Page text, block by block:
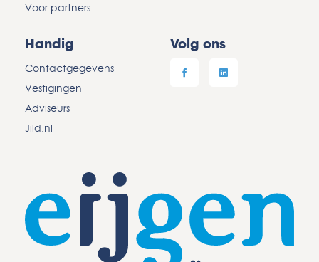
Voor partners
Handig
Contactgegevens
Vestigingen
Adviseurs
Jild.nl
Volg ons